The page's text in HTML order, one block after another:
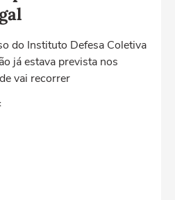
do Instituto Defesa Coletiva
já estava prevista nos
vai recorrer